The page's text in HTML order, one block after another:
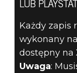
LUB
Każdy zapis
wykonany
dostępny na
Uwaga: